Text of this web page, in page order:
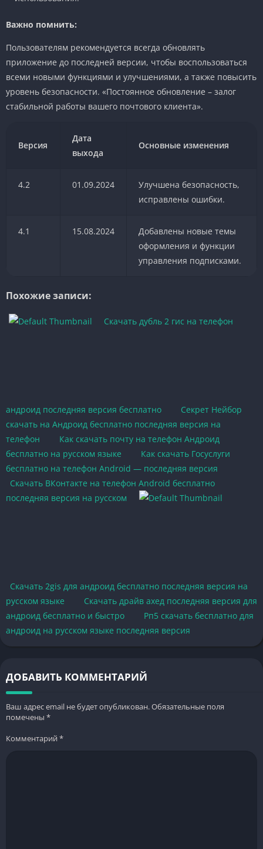
Важно помнить:
Пользователям рекомендуется всегда обновлять
приложение до последней версии, чтобы воспользоваться
всеми новыми функциями и улучшениями, а также повысить
уровень безопасности. «Постоянное обновление – залог
стабильной работы вашего почтового клиента».
Версия
Дата
выхода
Основные изменения
4.2 01.09.2024
Улучшена безопасность,
исправлены ошибки.
4.1 15.08.2024
Добавлены новые темы
оформления и функции
управления подписками.
Похожие записи:
Скачать дубль 2 гис на телефон
андроид последняя версия бесплатно
Секрет Нейбор
скачать на Андроид бесплатно последняя версия на
телефон
Как скачать почту на телефон Андроид
бесплатно на русском языке
Как скачать Госуслуги
бесплатно на телефон Android — последняя версия
Скачать ВКонтакте на телефон Android бесплатно
последняя версия на русском
Скачать 2gis для андроид бесплатно последняя версия на
русском языке
Скачать драйв ахед последняя версия для
андроид бесплатно и быстро
Рп5 скачать бесплатно для
андроид на русском языке последняя версия
ДОБАВИТЬ КОММЕНТАРИЙ
Ваш адрес email не будет опубликован.Обязательные поля
помечены *
Комментарий*